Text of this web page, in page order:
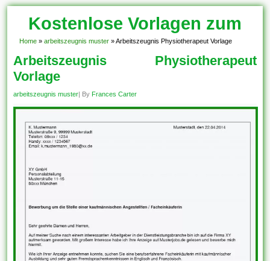
Kostenlose Vorlagen zum
Download!
Home » arbeitszeugnis muster » Arbeitszeugnis Physiotherapeut Vorlage
Arbeitszeugnis Physiotherapeut
Vorlage
arbeitszeugnis muster| By Frances Carter